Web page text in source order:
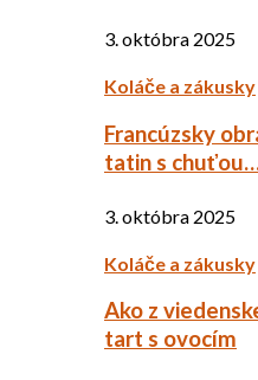
3. októbra 2025
Koláče a zákusky
Francúzsky
tatin s
3. októbra 2025
Koláče a zákusky
Ako z
tart s ovocím